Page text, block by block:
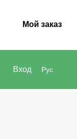
Мой заказ
Вход Рус